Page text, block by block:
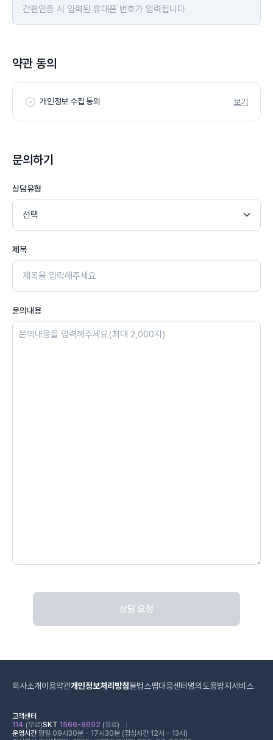
약관 동의
개인정보 수집 동의 보기
문의하기
상담유형
제목
문의내용
상담 요청
회사소개이용약관개인정보처리방침불법스팸대응센터 명의도용방지서비스
고객센터
114 (무료)SKT 1566-8692 (유료)
운영시간평일 09시30분 - 17시30분 (점심시간 12시 - 13시)